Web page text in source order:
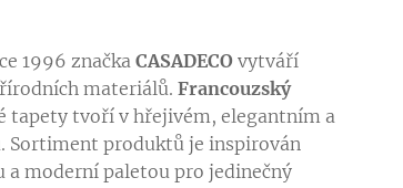
1996 značkaCASADECO vytváří
materiálů.Francouzský
tapety tvoří v hřejivém, elegantním a
Sortiment produktů je inspirován
a moderní paletou pro jedinečný